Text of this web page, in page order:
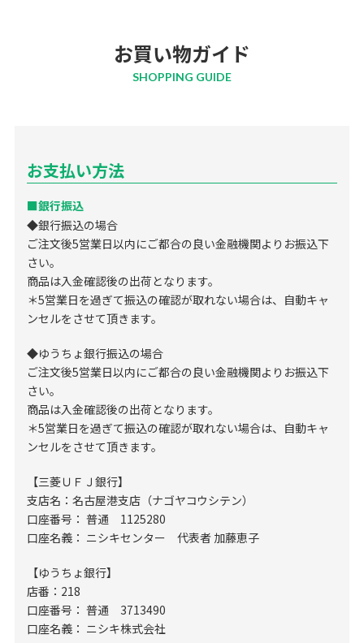
お買い物ガイド
SHOPPING GUIDE
お支払い方法
■銀行振込
◆銀行振込の場合
ご注文後5営業日以内にご都合の良い金融機関よりお振込下
さい。
商品は入金確認後の出荷となります。
＊5営業日を過ぎて振込の確認が取れない場合は、自動キャ
ンセルをさせて頂きます。
◆ゆうちょ銀行振込の場合
ご注文後5営業日以内にご都合の良い金融機関よりお振込下
さい。
商品は入金確認後の出荷となります。
＊5営業日を過ぎて振込の確認が取れない場合は、自動キャ
ンセルをさせて頂きます。
【三菱ＵＦＪ銀行】
支店名：名古屋港支店（ナゴヤコウシテン）
口座番号： 普通 1125280
口座名義： ニシキセンター 代表者 加藤恵子
【ゆうちょ銀行】
店番：218
口座番号： 普通 3713490
口座名義： ニシキ株式会社